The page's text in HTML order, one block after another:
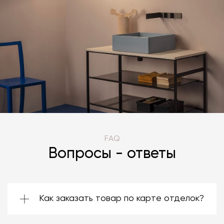
FAQ
Вопросы - ответы
Как заказать товар по карте отделок?